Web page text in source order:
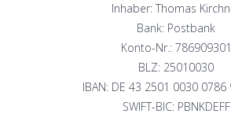
Inhaber: Thomas
Bank: Postbank
Konto-Nr.: 786909301
BLZ: 25010030
IBAN: DE 43 2501 0030 0786
SWIFT-BIC: PBNKDEFF